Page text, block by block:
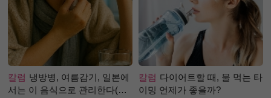
칼럼 냉방병, 여름감기, 일본에
서는 이 음식으로 관리한다(생
칼럼 다이어트할 때, 물 먹는 타
이밍 언제가 좋을까?